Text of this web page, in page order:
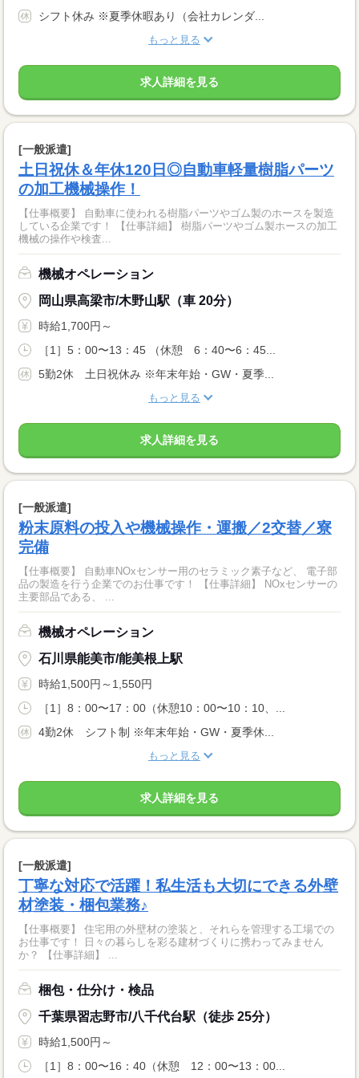
シフト休み ※夏季休暇あり（会社カレンダ...
もっと見る
求人詳細を見る
[一般派遣]
土日祝休＆年休120日◎自動車軽量樹脂パーツ
の加工機械操作！
【仕事概要】 自動車に使われる樹脂パーツやゴム製のホースを製造
している企業です！ 【仕事詳細】 樹脂パーツやゴム製ホースの加工
機械の操作や検査...
機械オペレーション
岡山県高梁市/木野山駅（車 20分）
時給1,700円～
［1］5：00〜13：45 （休憩 6：40〜6：45...
5勤2休 土日祝休み ※年末年始・GW・夏季...
もっと見る
求人詳細を見る
[一般派遣]
粉末原料の投入や機械操作・運搬／2交替／寮
完備
【仕事概要】 自動車NOxセンサー用のセラミック素子など、 電子部
品の製造を行う企業でのお仕事です！ 【仕事詳細】 NOxセンサーの
主要部品である、 ...
機械オペレーション
石川県能美市/能美根上駅
時給1,500円～1,550円
［1］8：00〜17：00（休憩10：00〜10：10、...
4勤2休 シフト制 ※年末年始・GW・夏季休...
もっと見る
求人詳細を見る
[一般派遣]
丁寧な対応で活躍！私生活も大切にできる外壁
材塗装・梱包業務♪
【仕事概要】 住宅用の外壁材の塗装と、それらを管理する工場での
お仕事です！ 日々の暮らしを彩る建材づくりに携わってみません
か？ 【仕事詳細】 ...
梱包・仕分け・検品
千葉県習志野市/八千代台駅（徒歩 25分）
時給1,500円～
［1］8：00〜16：40（休憩 12：00〜13：00...